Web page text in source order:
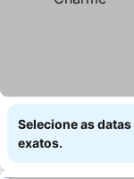
Selecione as
exatos.